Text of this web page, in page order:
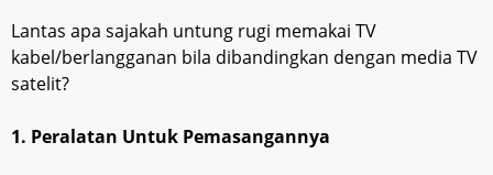
Lantas apa sajakah untung rugi memakai TV
kabel/berlangganan bila dibandingkan dengan media TV
satelit?
1. Peralatan Untuk Pemasangannya